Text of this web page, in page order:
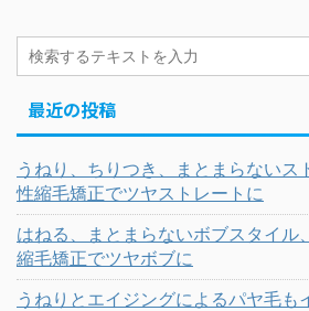
最近の投稿
うねり、ちりつき、まとまらないス
性縮毛矯正でツヤストレートに
はねる、まとまらないボブスタイル
縮毛矯正でツヤボブに
うねりとエイジングによるパヤ毛も